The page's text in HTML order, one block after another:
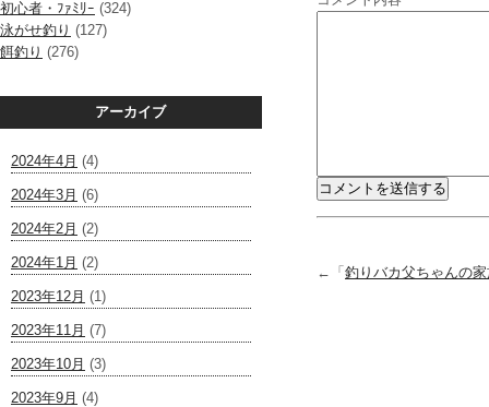
初心者・ﾌｧﾐﾘｰ (324)
泳がせ釣り (127)
餌釣り (276)
アーカイブ
2024年4月 (4)
2024年3月 (6)
2024年2月 (2)
2024年1月 (2)
2023年12月 (1)
2023年11月 (7)
2023年10月 (3)
2023年9月 (4)
←「 釣りバカ父ちゃんの